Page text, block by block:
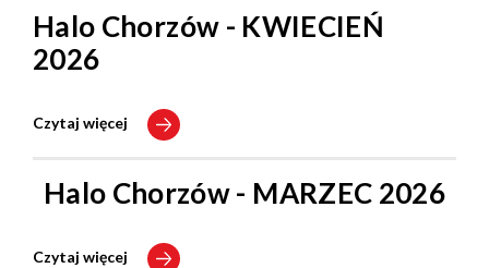
Halo Chorzów - KWIECIEŃ
2026
Czytaj więcej
Halo Chorzów - MARZEC 2026
Czytaj więcej